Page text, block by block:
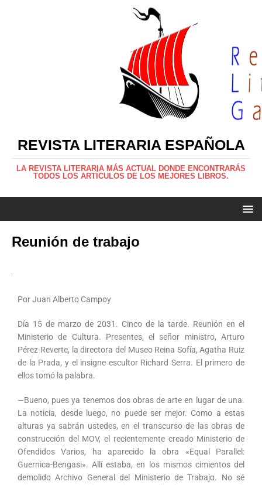
REVISTA LITERARIA ESPAÑOLA
LA REVISTA LITERARIA MÁS ACTUAL DONDE ENCONTRARÁS
TODOS LOS ARTÍCULOS DE LOS MEJORES LIBROS.
Reunión de trabajo
Por Juan Alberto Campoy
Día 15 de marzo de 2031. Cinco de la tarde. Reunión en el
Ministerio de Cultura. Presentes, el señor ministro, Arturo
Pérez-Reverte, la directora del Museo Reina Sofía, Agatha Ruiz
de la Prada, y el insigne escultor Richard Serra. El primero de
ellos tomó la palabra.
—Bueno, pues ya tenemos dos obras de arte en lugar de una.
La noticia, desde luego, no puede ser mejor. Como a estas
alturas ya sabrán ustedes, en el transcurso de las obras de
construcción del MOV, el recientemente creado Ministerio de
Ofendidos Varios, ha aparecido la obra «Equal Parallel:
Guernica-Bengasi». Allí estaba, en los mismos cimientos del
demolido Archivo General del Ministerio de Trabajo. No sé